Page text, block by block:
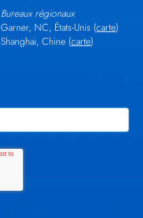
Bureaux régionaux
Garner, NC, États-Unis (carte)
Shanghai, Chine (carte)